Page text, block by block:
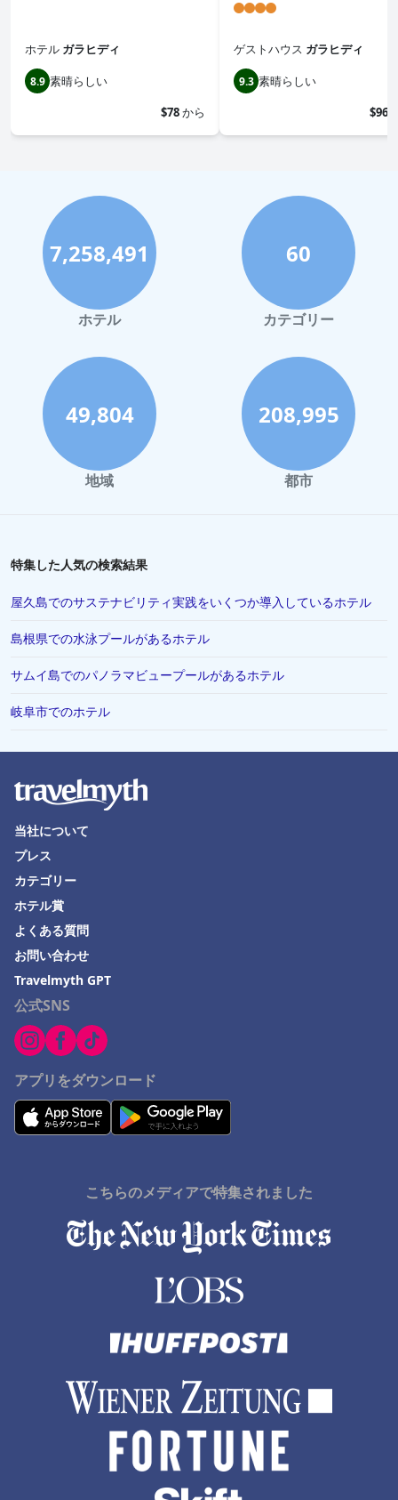
ホテル ガラヒディ
8.9 素晴らしい
$78から
ゲストハウス ガラヒディ
9.3 素晴らしい
$96
7,258,491
ホテル
60
カテゴリー
49,804
地域
208,995
都市
特集した人気の検索結果
屋久島でのサステナビリティ実践をいくつか導入しているホテル
島根県での水泳プールがあるホテル
サムイ島でのパノラマビュープールがあるホテル
岐阜市でのホテル
公式SNS
アプリをダウンロード
当社について
プレス
カテゴリー
ホテル賞
よくある質問
お問い合わせ
Travelmyth GPT
こちらのメディアで特集されました